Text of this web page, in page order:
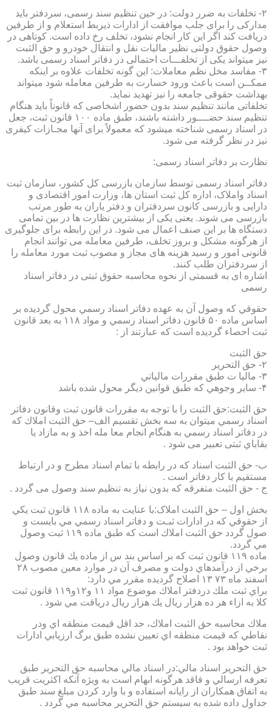
۲- تخلفات به ضرر دولت: در حین تنظیم سند رسمی، سردفتر باید
مدارکی را برای جلب موافقت از ادارات ذیربط استعلام و از طرفین
دریافت کند اگر این کار انجام نشود، تخلف رخ داده است. کوتاهی در
وصول حقوق دولتی نظیر مالیات نقل و انتقال خودرو و حق الثبت
نیز میتواند یکی از تخلفـــات احتمالی در دفاتر اسناد رسمی باشد.
۳- مفاسد مخل نظم معاملات: این گونه تخلفات علاوه بر اینکه
ممکــن است باعث ورود خسارت به طرفین معامله شود میتواند
بهداشت حقوقی جامعه را نیز تهدید نماید.
تخلفاتی مانند تنظیم سند بدون حضور اشخاصی که قانوناً باید هنگام
تنظیم سند حضــــور داشته باشند، طبق ماده ۱۰۰ قانون ثبت، جعل
در اسناد رسمی شناخته میشود که معمولاً برای آنها مجـازات کیفری
نیز در نظر گرفته می شود.
نظارت بر دفاتر اسناد رسمی:
دفاتر اسناد رسمی توسط سازمان بازرسی کل کشور، سازمان ثبت
اسناد واملاک، اداره کل ثبت استان ها، وزارت امور اقتصادی و
دارایی و بازرسی کانون سردفتران و دفتر یاران به طور مرتب
بازرسی می شوند. یعنی یکی از بیشترین نظارت ها در بین تمامی
دستگاه ها بر این صنف اعمال می شود. در این رابطه برای جلوگیری
از هرگونه مشکل و بروز تخلف، طرفین معامله می توانند انجام
قانونی امور و رسید هزینه های مجاز و مصوب ثبت مورد معامله را
از سردفتران طلب کنند.
اشاره ای به قسمتی از نحوه محاسبه حقوق ثبتی در دفاتر اسناد
رسمی
حقوقي كه وصول آن به عهده دفاتر اسناد رسمي محول گرديده بر
اساس ماده ۵۰ قانون دفاتر اسناد رسمي و مواد ۱۱۸ به بعد قانون
ثبت احصاء گرديده است كه عبارتند از :
حق الثبت
۲- حق التحرير
۳- ماليا ت طبق مقررات مالياتي
۴- ساير وجوهي كه طبق قوانين ديگر محول شده باشد
حق الثبت:حق الثبت را با توجه به مقررات قانون ثبت وقانون دفاتر
اسناد رسمي ميتوان به سه بخش تقسيم الف– حق الثبت املاك كه
در دفاتر اسناد رسمي به هنگام انجام معا مله اخذ و به مازاد يا
بقاياي ثبتی تعبیر می شود .
ب- حق الثبت اسناد كه در رابطه با تمام اسناد مطرح و در ارتباط
مستقيم با كار دفاتر است .
ج - حق الثبت متفرقه كه بدون نياز به تنظیم سند وصول می گردد .
بخش اول – حق الثبت املاک:با عنايت به ماده ۱۱۸ قانون ثبت يكي
از حقوقي كه در ادارات ثبـت و دفاتر اسناد رسمي مي بايست و
صول گردد حق الثبت املاك است كه طبق ماده ۱۱۹ ثبت وصول
مي گردد.
ماده ۱۱۹ قانون ثبت كه بر اساس بند س از ماده يك قانون وصول
برخي از درآمدهاي دولت و مصرف آن در موارد معين مصوب ۲۸
اسفند ماه ۷۳ ۱۳ اصلاح گرديده مقرر مي دارد:
براي ثبت ملك دردفتر املاك موضوع مواد ۱۱ و۱۲و۱۱۹ قانون ثبت
كلا به ازاء هر ده هزار ريال يك هزار ريال دريافت مي شود .
ملاك محاسبه حق الثبت املاك، حد اقل قيمت منطقه اي ودر
نقاطي كه قيمت منطقه اي تعيين نشده طبق برگ ارزيابي ادارات
ثبت خواهد بود .
حق التحرير اسناد مالي:در اسناد مالي محاسبه حق التحرير طبق
تعرفه ارسالي و فاقد هرگونه ابهام است به ويژه آنكه اكثريت قريب
به اتفاق همكاران از رايانه استفاده و با وارد كردن مبلغ سند طبق
جداول داده شده به سيستم حق التحرير محاسبه مي گردد .